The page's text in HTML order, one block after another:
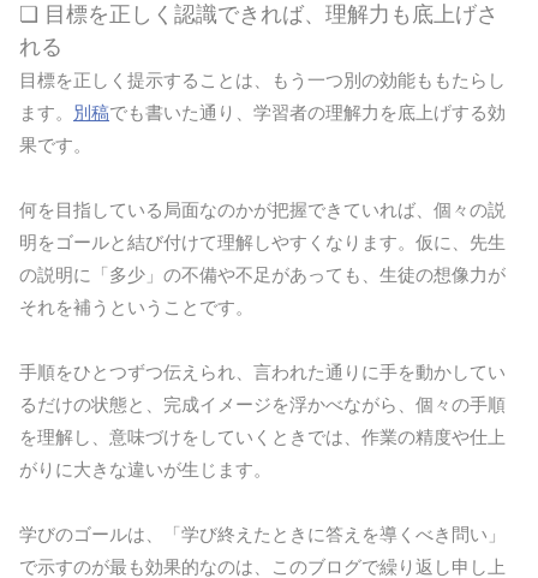
❏ 目標を正しく認識できれば、理解力も底上げさ
れる
目標を正しく提示することは、もう一つ別の効能ももたらし
ます。 別稿でも書いた通り、学習者の理解力を底上げする効
果です。
何を目指している局面なのかが把握できていれば、個々の説
明をゴールと結び付けて理解しやすくなります。仮に、先生
の説明に「多少」の不備や不足があっても、生徒の想像力が
それを補うということです。
手順をひとつずつ伝えられ、言われた通りに手を動かしてい
るだけの状態と、完成イメージを浮かべながら、個々の手順
を理解し、意味づけをしていくときでは、作業の精度や仕上
がりに大きな違いが生じます。
学びのゴールは、「学び終えたときに答えを導くべき問い」
で示すのが最も効果的なのは、このブログで繰り返し申し上